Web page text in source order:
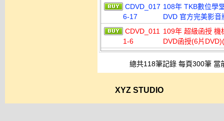
CDVD_017
6-17
108年 TKB數位學
DVD 官方完美影音
CDVD_011
1-6
109年 超級函授 機
DVD函授(6片
總共118筆記錄 每頁300筆
XYZ STUDIO